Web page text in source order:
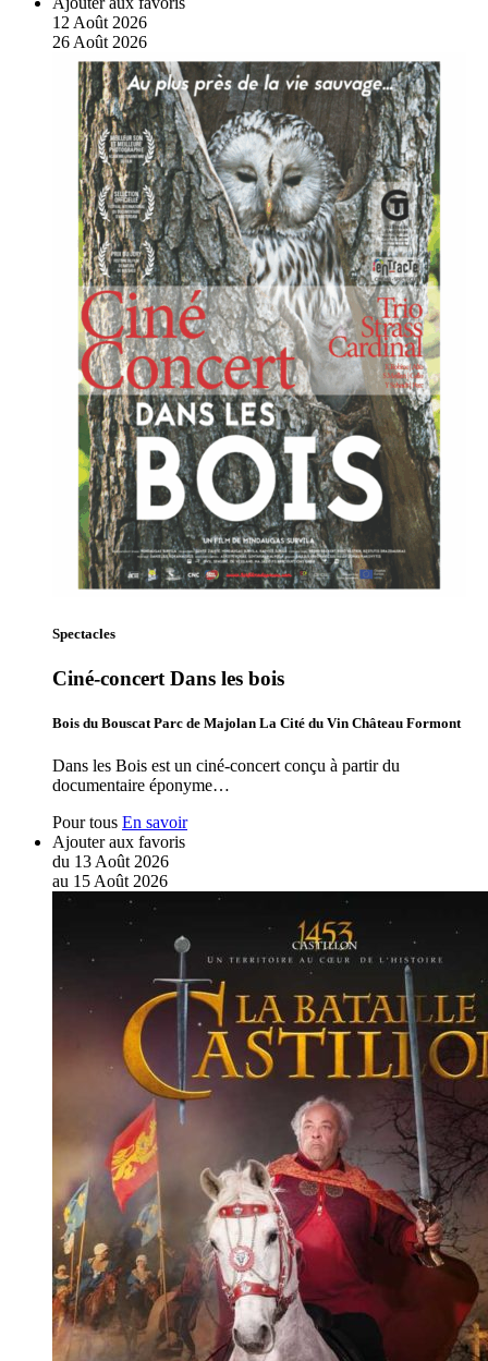
12 Août 2026
26 Août 2026
Spectacles
Ciné-concert Dans les bois
Bois du Bouscat Parc de Majolan La Cité du Vin Château Formont
Dans les Bois est un ciné-concert conçu à partir du
documentaire éponyme…
Pour tous En savoir
Ajouter aux favoris
du 13 Août 2026
au 15 Août 2026